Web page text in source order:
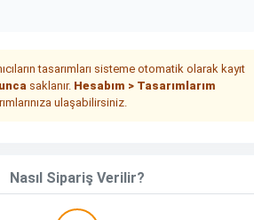
tasarımları sisteme otomatik olarak kayıt
saklanır. Hesabım > Tasarımlarım
ulaşabilirsiniz.
Nasıl Sipariş Verilir?